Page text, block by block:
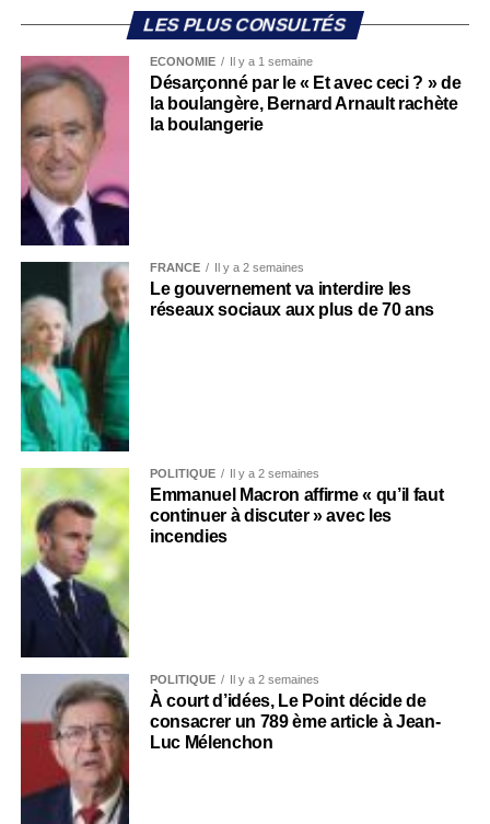
LES PLUS CONSULTÉS
ECONOMIE Il y a 1 semaine
Désarçonné par le « Et avec ceci ? » de
la boulangère, Bernard Arnault rachète
la boulangerie
FRANCE Il y a 2 semaines
Le gouvernement va interdire les
réseaux sociaux aux plus de 70 ans
POLITIQUE Il y a 2 semaines
Emmanuel Macron affirme « qu’il faut
continuer à discuter » avec les
incendies
POLITIQUE Il y a 2 semaines
À court d’idées, Le Point décide de
consacrer un 789 ème article à Jean-
Luc Mélenchon